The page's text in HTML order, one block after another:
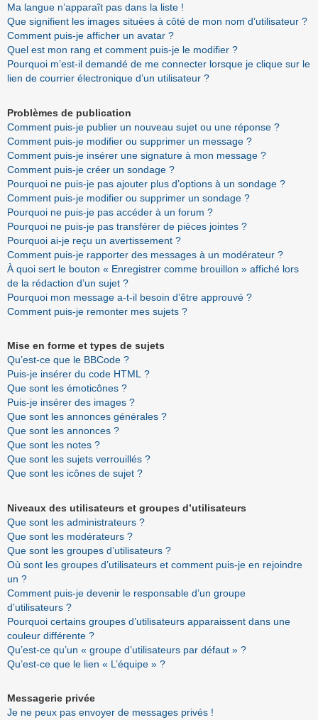
Ma langue n’apparaît pas dans la liste !
Que signifient les images situées à côté de mon nom d’utilisateur ?
Comment puis-je afficher un avatar ?
Quel est mon rang et comment puis-je le modifier ?
Pourquoi m’est-il demandé de me connecter lorsque je clique sur le
lien de courrier électronique d’un utilisateur ?
Problèmes de publication
Comment puis-je publier un nouveau sujet ou une réponse ?
Comment puis-je modifier ou supprimer un message ?
Comment puis-je insérer une signature à mon message ?
Comment puis-je créer un sondage ?
Pourquoi ne puis-je pas ajouter plus d’options à un sondage ?
Comment puis-je modifier ou supprimer un sondage ?
Pourquoi ne puis-je pas accéder à un forum ?
Pourquoi ne puis-je pas transférer de pièces jointes ?
Pourquoi ai-je reçu un avertissement ?
Comment puis-je rapporter des messages à un modérateur ?
À quoi sert le bouton « Enregistrer comme brouillon » affiché lors
de la rédaction d’un sujet ?
Pourquoi mon message a-t-il besoin d’être approuvé ?
Comment puis-je remonter mes sujets ?
Mise en forme et types de sujets
Qu’est-ce que le BBCode ?
Puis-je insérer du code HTML ?
Que sont les émoticônes ?
Puis-je insérer des images ?
Que sont les annonces générales ?
Que sont les annonces ?
Que sont les notes ?
Que sont les sujets verrouillés ?
Que sont les icônes de sujet ?
Niveaux des utilisateurs et groupes d’utilisateurs
Que sont les administrateurs ?
Que sont les modérateurs ?
Que sont les groupes d’utilisateurs ?
Où sont les groupes d’utilisateurs et comment puis-je en rejoindre
un ?
Comment puis-je devenir le responsable d’un groupe
d’utilisateurs ?
Pourquoi certains groupes d’utilisateurs apparaissent dans une
couleur différente ?
Qu’est-ce qu’un « groupe d’utilisateurs par défaut » ?
Qu’est-ce que le lien « L’équipe » ?
Messagerie privée
Je ne peux pas envoyer de messages privés !